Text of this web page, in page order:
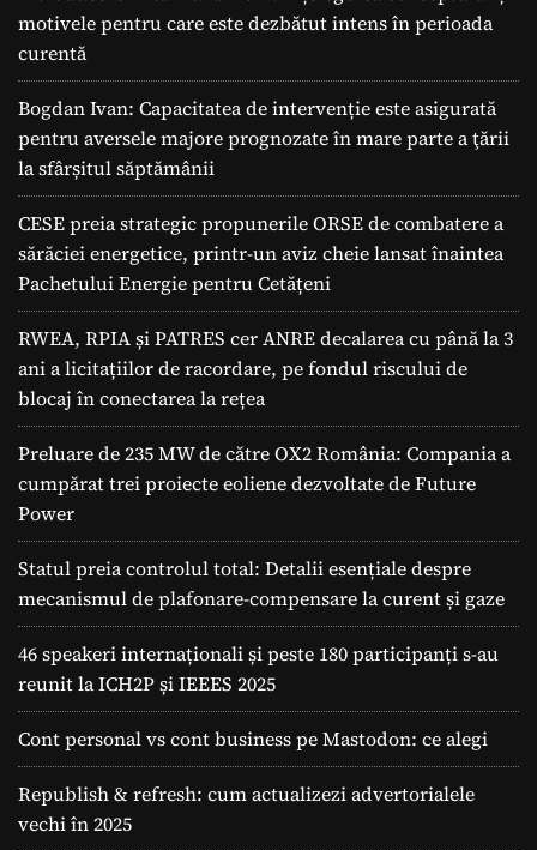
motivele pentru care este dezbătut intens în perioada
curentă
Bogdan Ivan: Capacitatea de intervenție este asigurată
pentru aversele majore prognozate în mare parte a ţării
la sfârșitul săptămânii
CESE preia strategic propunerile ORSE de combatere a
sărăciei energetice, printr-un aviz cheie lansat înaintea
Pachetului Energie pentru Cetățeni
RWEA, RPIA și PATRES cer ANRE decalarea cu până la 3
ani a licitațiilor de racordare, pe fondul riscului de
blocaj în conectarea la rețea
Preluare de 235 MW de către OX2 România: Compania a
cumpărat trei proiecte eoliene dezvoltate de Future
Power
Statul preia controlul total: Detalii esențiale despre
mecanismul de plafonare-compensare la curent și gaze
46 speakeri internaționali și peste 180 participanți s-au
reunit la ICH2P și IEEES 2025
Cont personal vs cont business pe Mastodon: ce alegi
Republish & refresh: cum actualizezi advertorialele
vechi în 2025